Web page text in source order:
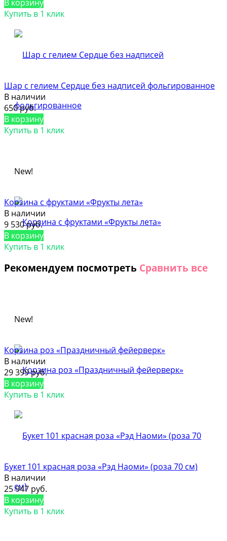
В корзину
Купить в 1 клик
Шар с гелием Сердце без надписей фольгированное
В наличии
650 руб.
В корзину
Купить в 1 клик
New!
Корзина с фруктами «Фрукты лета»
В наличии
9 530 руб.
В корзину
Купить в 1 клик
Рекомендуем посмотреть Сравнить все
New!
Корзина роз «Праздничный фейерверк»
В наличии
29 399 руб.
В корзину
Купить в 1 клик
Букет 101 красная роза «Рэд Наоми» (роза 70 см)
В наличии
25 947 руб.
В корзину
Купить в 1 клик